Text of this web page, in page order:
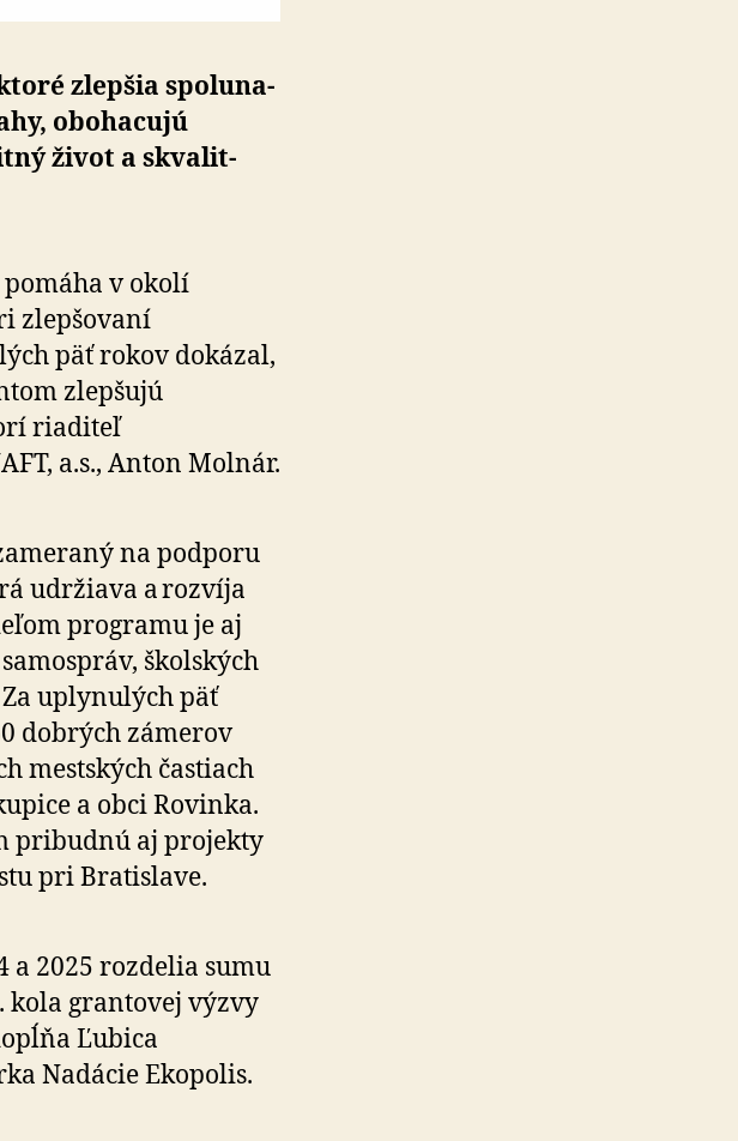
zlepšia spo­lu­na­
obohacujú
život a skva­lit­
v okolí
zlepšovaní
päť rokov dokázal,
zlepšujú
riaditeľ
a.s., Anton Molnár.
na podporu
udržiava a rozvíja
programu je aj
školských
uplynulých päť
dobrých zámerov
mestských častiach
a obci Rovinka.
pribudnú aj projekty
pri Bra­tislave.
a 2025 rozdelia sumu
kola grantovej výzvy
Ľubica
Nadácie Ekopolis.